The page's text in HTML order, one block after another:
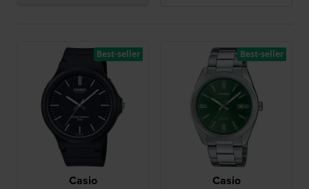
Casio
Best-seller
Casio
Best-seller